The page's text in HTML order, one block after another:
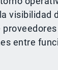
visibilidad
entre